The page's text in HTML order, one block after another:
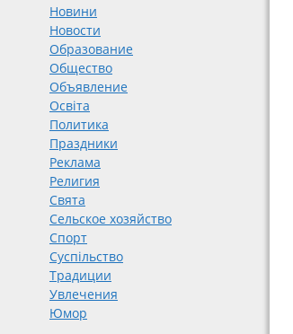
Новини
Новости
Образование
Общество
Объявление
Освіта
Политика
Праздники
Реклама
Религия
Свята
Сельское хозяйство
Спорт
Суспільство
Традиции
Увлечения
Юмор